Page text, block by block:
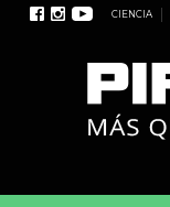
CIENCIA